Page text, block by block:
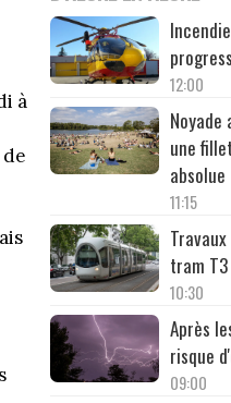
à
12:00
Noyade
une
absolue
11:15
tram
10:30
Après
risque
09:00